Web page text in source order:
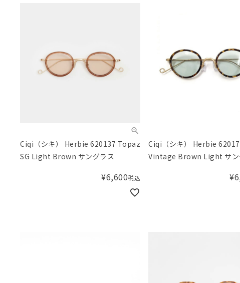
Ciqi（シキ） Herbie 620137 Topaz
SG Light Brown サングラス
¥6,600税込
Ciqi（シキ） Herbie 62017
Vintage Brown Light サン
¥